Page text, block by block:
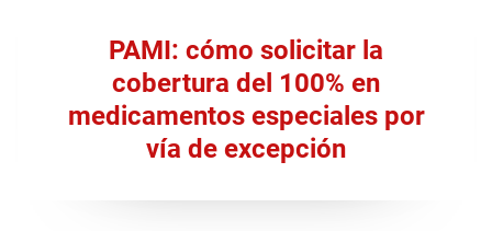
PAMI: cómo solicitar la
cobertura del 100% en
medicamentos especiales por
vía de excepción